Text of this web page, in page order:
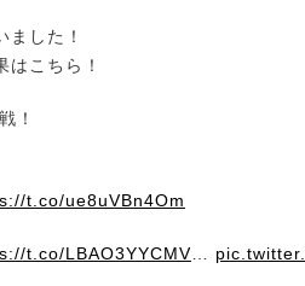
した！
こちら！
！
t.co/ue8uVBn4Om
t.co/LBAO3YYCMV…